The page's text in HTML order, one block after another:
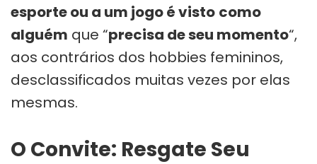
esporte ou a um jogo é visto como
alguém que “precisa de seu momento“,
aos contrários dos hobbies femininos,
desclassificados muitas vezes por elas
mesmas.
O Convite: Resgate Seu